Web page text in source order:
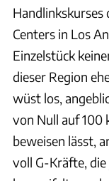
Handlinkskurses
Centers in Los
Einzelstück
dieser Region
wüst los,
von Null auf 100
beweisen lässt,
voll G-Kräfte,